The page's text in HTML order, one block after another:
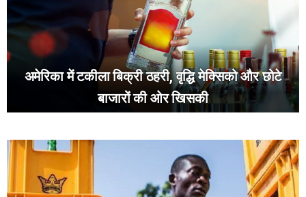
अमेरिका में टकीला बिक्री ठहरी, वृद्धि मेक्सिको और छोटे
बाजारों की ओर खिसकी